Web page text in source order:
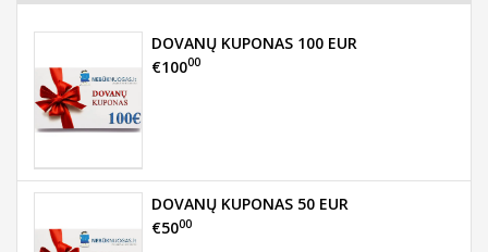
DOVANŲ KUPONAS 100 EUR
€10000
DOVANŲ KUPONAS 50 EUR
€5000